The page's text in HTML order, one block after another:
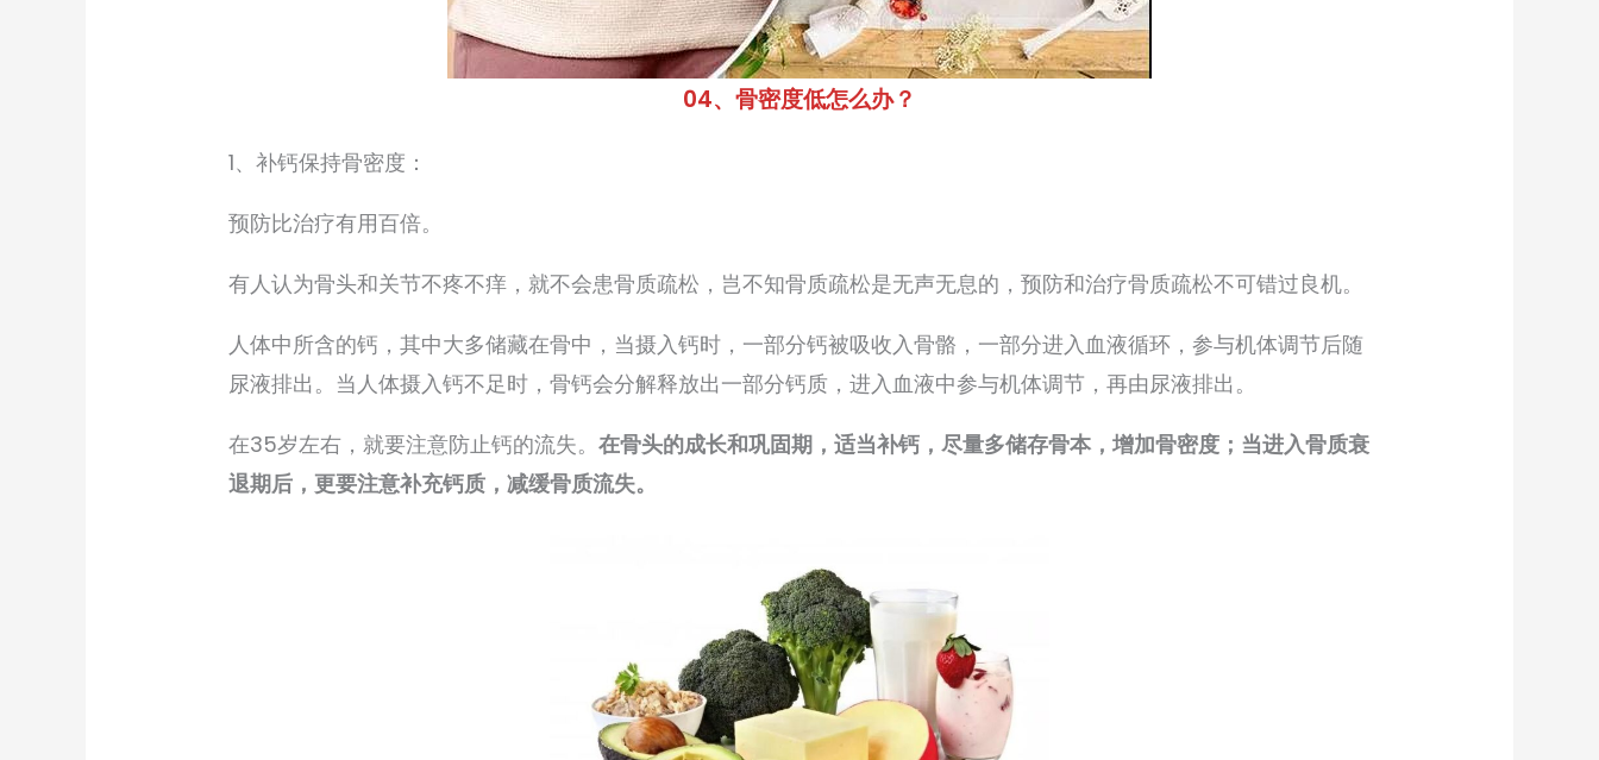
04、骨密度低怎么办？
1、补钙保持骨密度：
预防比治疗有用百倍。
有人认为骨头和关节不疼不痒，就不会患骨质疏松，岂不知骨质疏松是无声无息的，预防和治疗骨质疏松不可错过良机。
人体中所含的钙，其中大多储藏在骨中，当摄入钙时，一部分钙被吸收入骨骼，一部分进入血液循环，参与机体调节后随
尿液排出。当人体摄入钙不足时，骨钙会分解释放出一部分钙质，进入血液中参与机体调节，再由尿液排出。
在35岁左右，就要注意防止钙的流失。在骨头的成长和巩固期，适当补钙，尽量多储存骨本，增加骨密度；当进入骨质衰
退期后，更要注意补充钙质，减缓骨质流失。